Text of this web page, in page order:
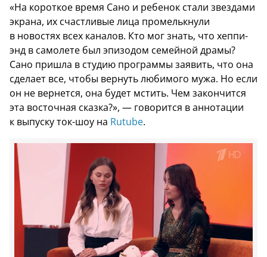
«На короткое время Сано и ребенок стали звездами
экрана, их счастливые лица промелькнули
в новостях всех каналов. Кто мог знать, что хеппи-
энд в самолете был эпизодом семейной драмы?
Сано пришла в студию программы заявить, что она
сделает все, чтобы вернуть любимого мужа. Но если
он не вернется, она будет мстить. Чем закончится
эта восточная сказка?», — говорится в аннотации
к выпуску ток-шоу на Rutube.